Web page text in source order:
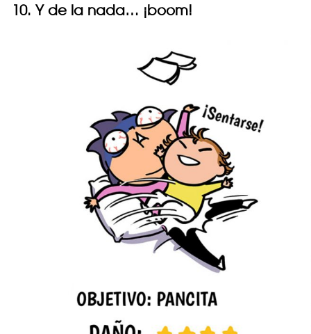
10. Y de la nada… ¡boom!